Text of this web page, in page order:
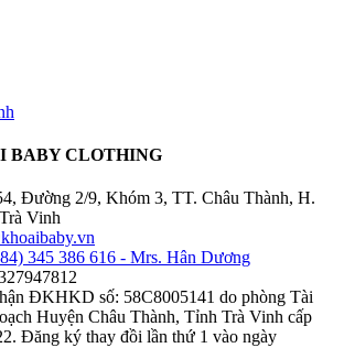
BABY CLOTHING
Đường 2/9, Khóm 3, TT. Châu Thành, H.
Vinh
345 386 616 - Mrs. Hân Dương
ĐKHKD số: 58C8005141 do phòng Tài
Huyện Châu Thành, Tỉnh Trà Vinh cấp
Đăng ký thay đồi lần thứ 1 vào ngày